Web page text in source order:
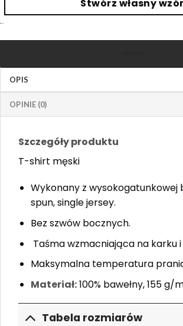
Stwórz własny wzór
OPIS
OPINIE (0)
Szczegóły produktu
T-shirt męski
Wykonany z wysokogatunkowej
spun, single jersey. ​
Bez szwów bocznych.
Taśma wzmacniająca na karku
Maksymalna temperatura
Materiał:100% bawełny, 155 g/
Tabela rozmiarów